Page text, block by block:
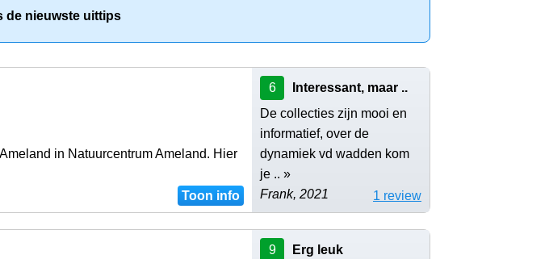
de nieuwste uittips
in Natuurcentrum Ameland. Hier
Toon info
6
Interessant, maar ..
De collecties zijn mooi en
informatief, over de
dynamiek vd wadden kom
je .. »
Frank, 2021
1 review
9
Erg leuk